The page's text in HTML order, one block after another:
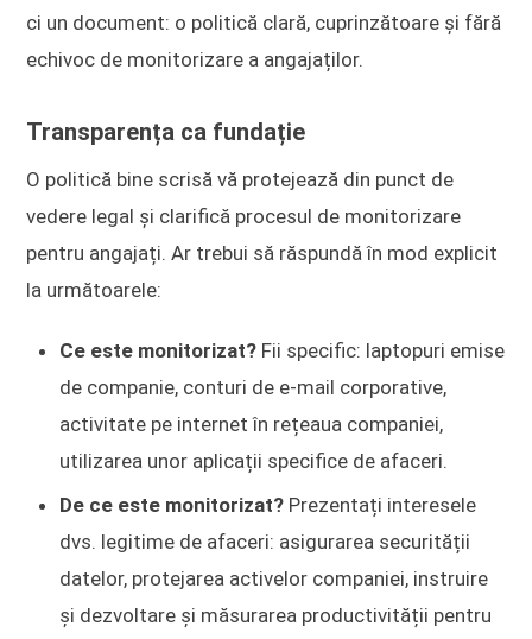
ci un document: o politică clară, cuprinzătoare și fără
echivoc de monitorizare a angajaților.
Transparența ca fundație
O politică bine scrisă vă protejează din punct de
vedere legal și clarifică procesul de monitorizare
pentru angajați. Ar trebui să răspundă în mod explicit
la următoarele:
Ce este monitorizat? Fii specific: laptopuri emise
de companie, conturi de e-mail corporative,
activitate pe internet în rețeaua companiei,
utilizarea unor aplicații specifice de afaceri.
De ce este monitorizat? Prezentați interesele
dvs. legitime de afaceri: asigurarea securității
datelor, protejarea activelor companiei, instruire
și dezvoltare și măsurarea productivității pentru